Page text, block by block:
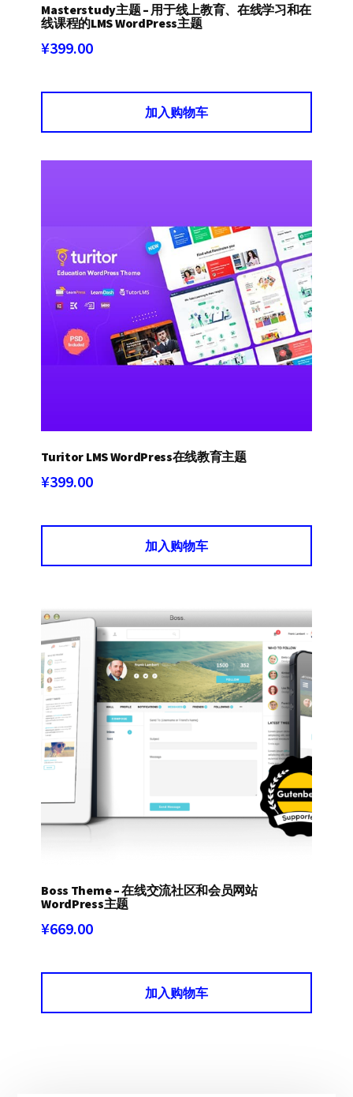
Masterstudy主题 – 用于线上教育、在线学习和在
线课程的LMS WordPress主题
¥399.00
加入购物车
Turitor LMS WordPress在线教育主题
¥399.00
加入购物车
Boss Theme – 在线交流社区和会员网站
WordPress主题
¥669.00
加入购物车